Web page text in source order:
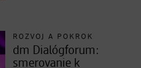
ROZVOJ A POKROK
dm Dialógforum:
smerovanie k